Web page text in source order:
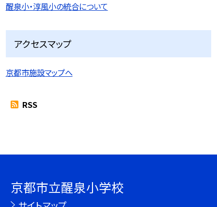
醒泉小・淳風小の統合について
アクセスマップ
京都市施設マップへ
RSS
京都市立醒泉小学校